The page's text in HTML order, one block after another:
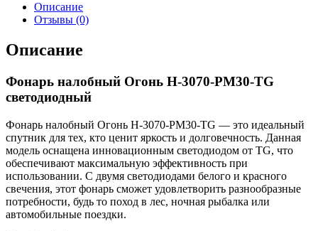
Описание
Отзывы (0)
Описание
Фонарь налобный Огонь H-3070-PM30-TG
светодиодный
Фонарь налобный Огонь H-3070-PM30-TG — это идеальный
спутник для тех, кто ценит яркость и долговечность. Данная
модель оснащена инновационным светодиодом от TG, что
обеспечивают максимальную эффективность при
использовании. С двумя светодиодами белого и красного
свечения, этот фонарь сможет удовлетворить разнообразные
потребности, будь то поход в лес, ночная рыбалка или
автомобильные поездки.